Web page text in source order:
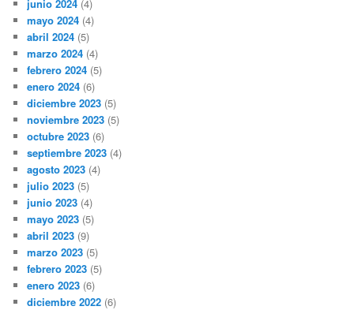
junio 2024 (4)
mayo 2024 (4)
abril 2024 (5)
marzo 2024 (4)
febrero 2024 (5)
enero 2024 (6)
diciembre 2023 (5)
noviembre 2023 (5)
octubre 2023 (6)
septiembre 2023 (4)
agosto 2023 (4)
julio 2023 (5)
junio 2023 (4)
mayo 2023 (5)
abril 2023 (9)
marzo 2023 (5)
febrero 2023 (5)
enero 2023 (6)
diciembre 2022 (6)